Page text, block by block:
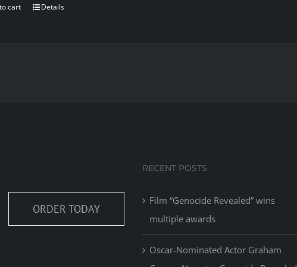
cart Details
ORDER TODAY
RECENT POSTS
Film “Genocide Revealed” wins
multiple awards
Oscar-Nominated Actor Graham